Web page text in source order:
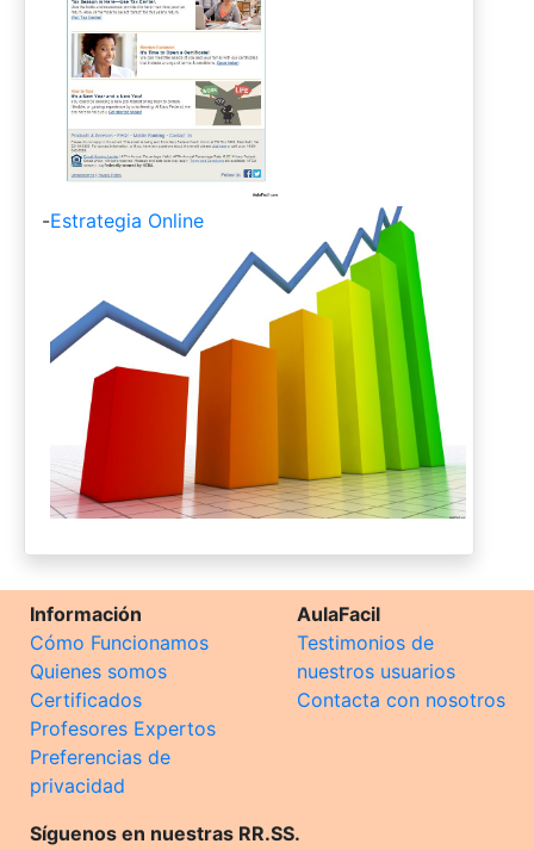
-Estrategia Online
Información
Cómo Funcionamos
Quienes somos
Certificados
Profesores Expertos
Preferencias de
privacidad
AulaFacil
Testimonios de
nuestros usuarios
Contacta con nosotros
Síguenos en nuestras RR.SS.